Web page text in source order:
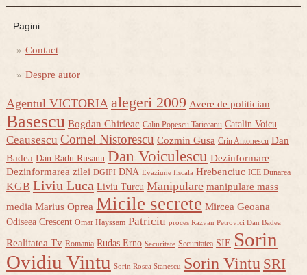
Pagini
Contact
Despre autor
Agentul VICTORIA alegeri 2009 Avere de politician
Basescu Bogdan Chirieac Calin Popescu Tariceanu Catalin Voicu
Ceausescu Cornel Nistorescu Cozmin Gusa Crin Antonescu Dan
Badea Dan Radu Rusanu Dan Voiculescu Dezinformare
Dezinformarea zilei DGIPI DNA Evaziune fiscala Hrebenciuc ICE Dunarea
KGB Liviu Luca Liviu Turcu Manipulare manipulare mass
media Marius Oprea Micile secrete Mircea Geoana
Odiseea Crescent Omar Hayssam Patriciu proces Razvan Petrovici Dan Badea
Realitatea Tv Romania Rudas Erno Securitate Securitatea SIE Sorin
Ovidiu Vintu Sorin Rosca Stanescu Sorin Vintu SRI